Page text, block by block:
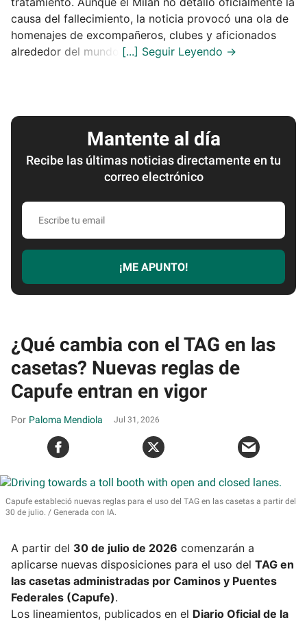
causa del fallecimiento, la noticia provocó una ola de
homenajes de excompañeros, clubes y aficionados
alrededor del mundo.
Mantente al día
Recibe las últimas noticias directamente en tu
correo electrónico
Escribe
email
¡ME APUNTO!
¿Qué cambia con el TAG en las
casetas? Nuevas reglas de
Capufe entran en vigor
Paloma Mendiola Jul 31, 2026
Capufe estableció nuevas reglas para el uso del TAG en las casetas a partir del
30 de julio.
Generada con IA.
A partir del 30 de julio de 2026 comenzarán a
aplicarse nuevas disposiciones para el uso del TAG en
las casetas administradas por Caminos y Puentes
Federales (Capufe).
Los lineamientos, publicados en el Diario Oficial de la